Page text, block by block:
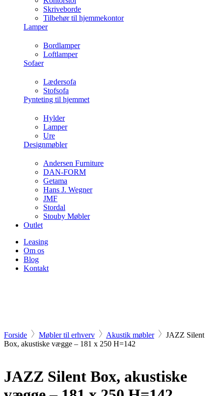
Skriveborde
Tilbehør til hjemmekontor
Lamper
Bordlamper
Loftlamper
Sofaer
Lædersofa
Stofsofa
Pynteting til hjemmet
Hylder
Lamper
Ure
Designmøbler
Andersen Furniture
DAN-FORM
Getama
Hans J. Wegner
JMF
Stordal
Stouby Møbler
Outlet
Leasing
Om os
Blog
Kontakt
Forside Møbler til erhverv Akustik møbler
JAZZ Silent
Box, akustiske vægge – 181 x 250 H=142
JAZZ Silent Box, akustiske